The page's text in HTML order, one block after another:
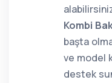
Kombi
başta
ve model
destek